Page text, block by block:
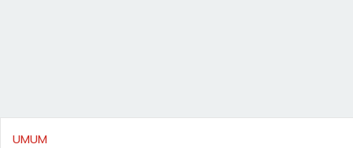
UMUM